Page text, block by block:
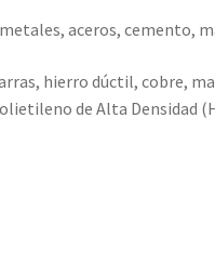
aceros, cemento,
hierro dúctil, cobre,
de Alta Densidad